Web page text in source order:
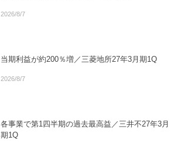
2026/8/7
当期利益が約200％増／三菱地所27年3月期1Q
2026/8/7
各事業で第1四半期の過去最高益／三井不27年3月
期1Q